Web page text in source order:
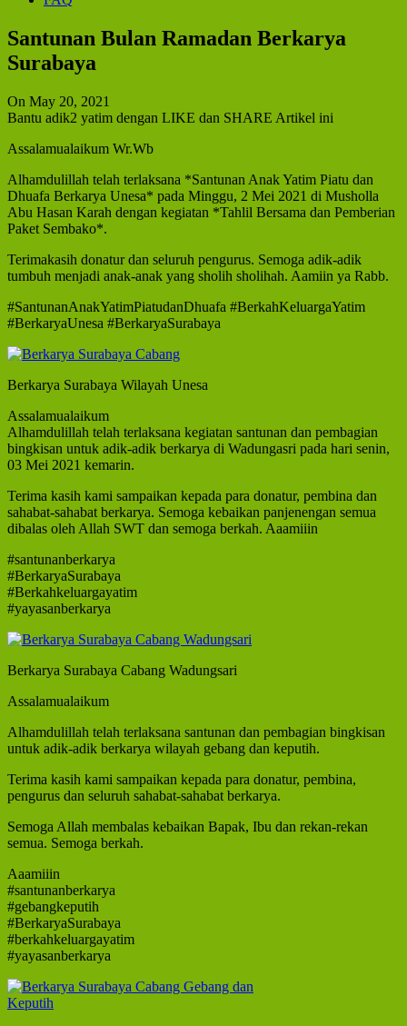
Santunan Bulan Ramadan Berkarya
Surabaya
On May 20, 2021
Bantu adik2 yatim dengan LIKE dan SHARE Artikel ini
Assalamualaikum Wr.Wb
Alhamdulillah telah terlaksana *Santunan Anak Yatim Piatu dan
Dhuafa Berkarya Unesa* pada Minggu, 2 Mei 2021 di Musholla
Abu Hasan Karah dengan kegiatan *Tahlil Bersama dan Pemberian
Paket Sembako*.
Terimakasih donatur dan seluruh pengurus. Semoga adik-adik
tumbuh menjadi anak-anak yang sholih sholihah. Aamiin ya Rabb.
#SantunanAnakYatimPiatudanDhuafa #BerkahKeluargaYatim
#BerkaryaUnesa #BerkaryaSurabaya
Berkarya Surabaya Wilayah Unesa
Assalamualaikum
Alhamdulillah telah terlaksana kegiatan santunan dan pembagian
bingkisan untuk adik-adik berkarya di Wadungasri pada hari senin,
03 Mei 2021 kemarin.
Terima kasih kami sampaikan kepada para donatur, pembina dan
sahabat-sahabat berkarya. Semoga kebaikan panjenengan semua
dibalas oleh Allah SWT dan semoga berkah. Aaamiiin
#santunanberkarya
#BerkaryaSurabaya
#Berkahkeluargayatim
#yayasanberkarya
Berkarya Surabaya Cabang Wadungsari
Assalamualaikum
Alhamdulillah telah terlaksana santunan dan pembagian bingkisan
untuk adik-adik berkarya wilayah gebang dan keputih.
Terima kasih kami sampaikan kepada para donatur, pembina,
pengurus dan seluruh sahabat-sahabat berkarya.
Semoga Allah membalas kebaikan Bapak, Ibu dan rekan-rekan
semua. Semoga berkah.
Aaamiiin
#santunanberkarya
#gebangkeputih
#BerkaryaSurabaya
#berkahkeluargayatim
#yayasanberkarya